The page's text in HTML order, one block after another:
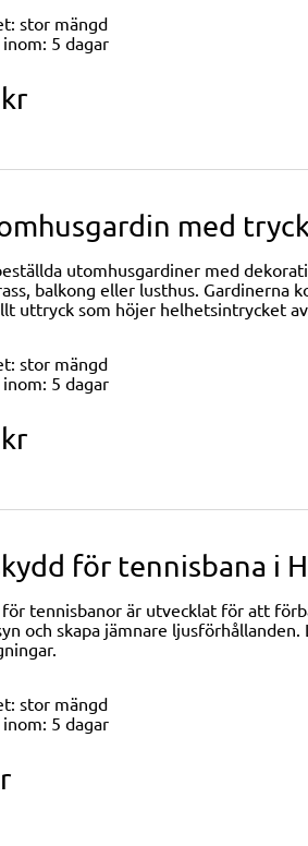
stor mängd
5 dagar
med tryck
utomhusgardiner med
balkong eller lusthus. Gardinerna
uttryck som höjer helhetsintrycket
stor mängd
5 dagar
för tennisbana i
för tennisbanor är utvecklat för att
och skapa jämnare
stor mängd
5 dagar